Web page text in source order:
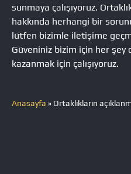
Anasayfa » Ortaklıkların
sunmaya çalışıyoruz.
hakkında herhangi bir
lütfen bizimle iletişime
Güveniniz bizim için her
kazanmak için çalışıyoruz.